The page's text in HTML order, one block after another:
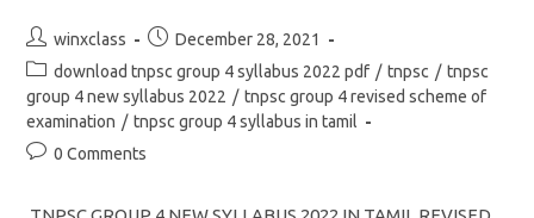
Post
author:
winxclass
PostDecember 28, 2021
Post
category:
download tnpsc group 4 syllabus 2022 pdf / tnpsc / tnpsc
group 4 new syllabus 2022 / tnpsc group 4 revised scheme of
examination / tnpsc group 4 syllabus in tamil
Post0 Comments